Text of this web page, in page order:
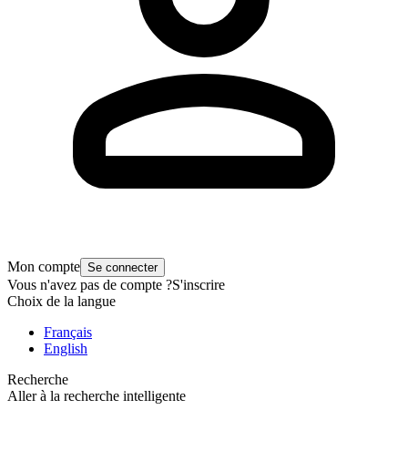
Mon compte Se connecter
Vous n'avez pas de compte ?S'inscrire
Choix de la langue
Français
English
Recherche
Aller à la recherche intelligente